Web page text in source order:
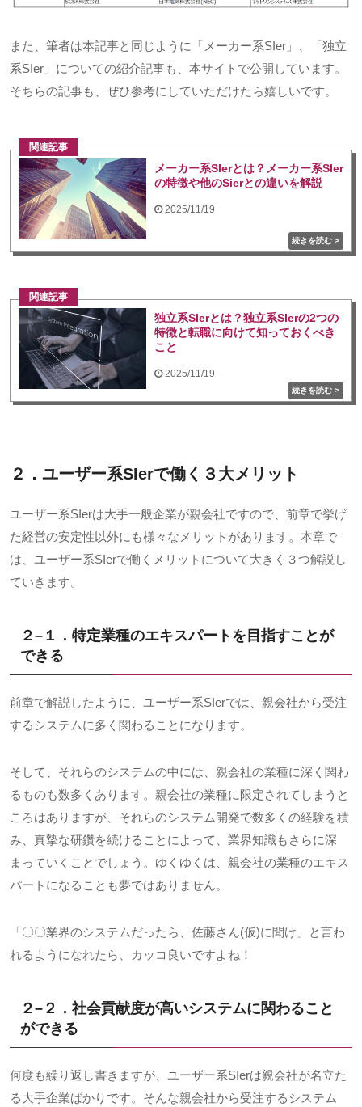
また、筆者は本記事と同じように「メーカー系SIer 」、「独立
系SIer 」についての紹介記事も、本サイトで公開しています。
そちらの記事も、ぜひ参考にしていただけたら嬉しいです。
関連記事
メーカー系SIerとは？メーカー系SIer
の特徴や他のSierとの違いを解説
2025/11/19
関連記事
独立系SIerとは？独立系SIerの2つの
特徴と転職に向けて知っておくべき
こと
2025/11/19
２．ユーザー系SIerで働く３大メリット
ユーザー系SIerは大手一般企業が親会社ですので、前章で挙げ
た経営の安定性以外にも様々なメリットがあります。本章で
は、ユーザー系SIerで働くメリットについて大きく３つ解説し
ていきます。
２– １．特定業種のエキスパートを目指すことが
できる
前章で解説したように、ユーザー系SIerでは、親会社から受注
するシステムに多く関わることになります。
そして、それらのシステムの中には、親会社の業種に深く関わ
るものも数多くあります。親会社の業種に限定されてしまうと
ころはありますが、それらのシステム開発で数多くの経験を積
み、真摯な研鑽を続けることによって、業界知識もさらに深
まっていくことでしょう。ゆくゆくは、親会社の業種のエキス
パートになることも夢ではありません。
「〇〇業界のシステムだったら、佐藤さん(仮)に聞け」と言わ
れるようになれたら、カッコ良いですよね！
２– ２．社会貢献度が高いシステムに関わること
ができる
何度も繰り返し書きますが、ユーザー系SIerは親会社が名立た
る大手企業ばかりです。そんな親会社から受注するシステム